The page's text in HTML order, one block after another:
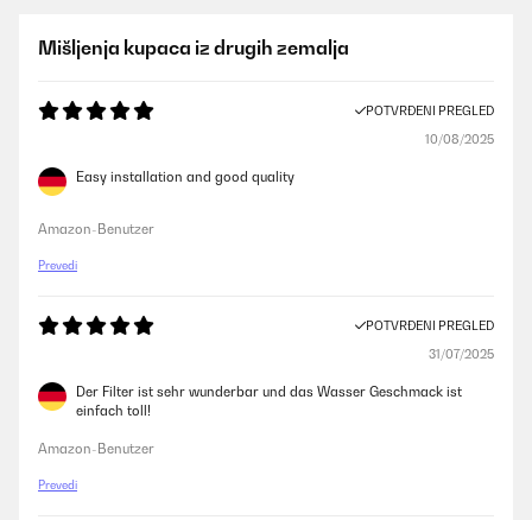
Mišljenja kupaca iz drugih zemalja
POTVRĐENI PREGLED
10/08/2025
Easy installation and good quality
Amazon-Benutzer
Prevedi
POTVRĐENI PREGLED
31/07/2025
Der Filter ist sehr wunderbar und das Wasser Geschmack ist
einfach toll!
Amazon-Benutzer
Prevedi